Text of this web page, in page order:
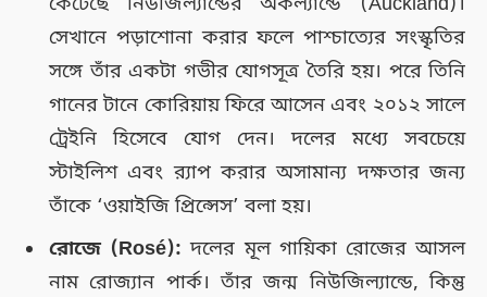
সেখানে পড়াশোনা করার ফলে পাশ্চাত্যের সংস্কৃতির
সঙ্গে তাঁর একটা গভীর যোগসূত্র তৈরি হয়। পরে তিনি
গানের টানে কোরিয়ায় ফিরে আসেন এবং ২০১২ সালে
ট্রেইনি হিসেবে যোগ দেন। দলের মধ্যে সবচেয়ে
স্টাইলিশ এবং র‍্যাপ করার অসামান্য দক্ষতার জন্য
তাঁকে ‘ওয়াইজি প্রিন্সেস’ বলা হয়।
রোজে (Rosé): দলের মূল গায়িকা রোজের আসল
নাম রোজ্যান পার্ক। তাঁর জন্ম নিউজিল্যান্ডে, কিন্তু